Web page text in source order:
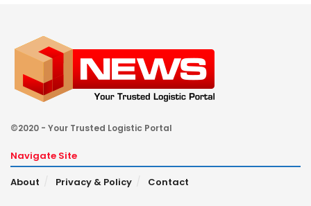
©2020 - Your Trusted Logistic Portal
Navigate Site
About
Privacy & Policy Contact